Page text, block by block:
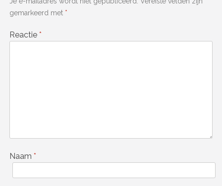
gemarkeerd met *
Reactie *
Naam *